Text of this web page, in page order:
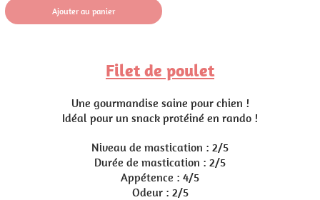
Ajouter au panier
Filet de poulet
Une gourmandise saine pour chien !
Idéal pour un snack protéiné en rando !
Niveau de mastication : 2/5
Durée de mastication : 2/5
Appétence : 4/5
Odeur : 2/5